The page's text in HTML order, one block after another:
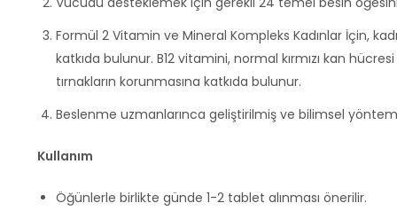
Formül 2 Vitamin ve Mineral Kompleks Kadınlar İçin,
katkıda bulunur. B12 vitamini, normal kırmızı kan
tırnakların korunmasına katkıda bulunur.
Beslenme uzmanlarınca geliştirilmiş ve bilimsel
Kullanım
Öğünlerle birlikte günde 1-2 tablet alınması önerilir.